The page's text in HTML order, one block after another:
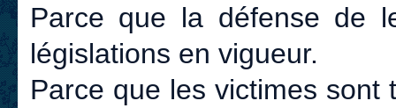
Parce que la défense de
législations en vigueur.
Parce que les victimes sont